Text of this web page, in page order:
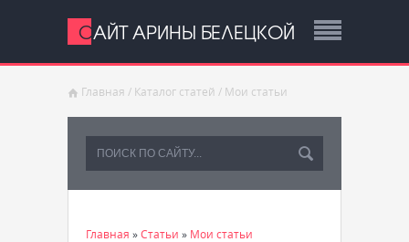
САЙТ АРИНЫ БЕЛЕЦКОЙ
Главная / Каталог статей / Мои статьи
Главная »Статьи » Мои статьи